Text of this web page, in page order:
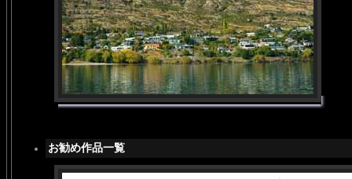
お勧め作品一覧